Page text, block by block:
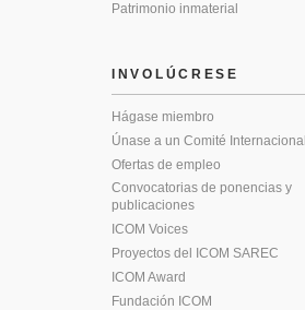
Patrimonio inmaterial
INVOLÚCRESE
Hágase miembro
Únase a un Comité Internacional
Ofertas de empleo
Convocatorias de ponencias y
publicaciones
ICOM Voices
Proyectos del ICOM SAREC
ICOM Award
Fundación ICOM